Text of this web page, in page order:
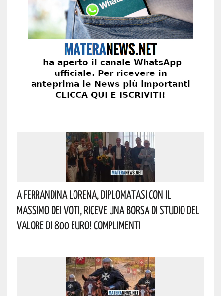
A Ferrandina Lorena, Diplomatasi Con Il
Massimo Dei Voti, Riceve Una Borsa Di Studio Del
Valore Di 800 Euro! Complimenti